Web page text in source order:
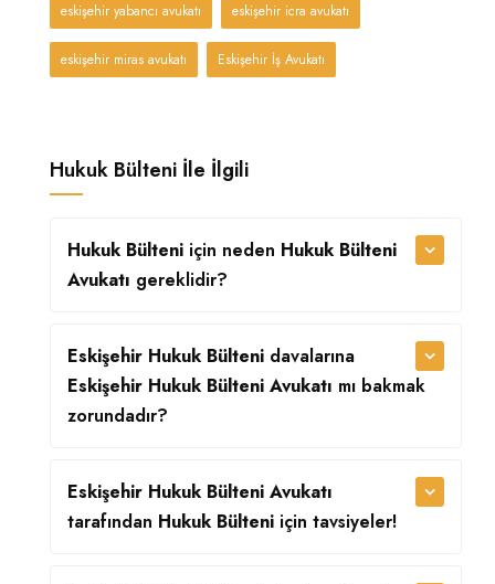
eskişehir yabancı avukatı eskişehir icra avukatı
eskişehir miras avukatı Eskişehir İş Avukatı
Hukuk Bülteni İle İlgili
Hukuk Bülteni için neden Hukuk Bülteni
Avukatı gereklidir?
Eskişehir Hukuk Bülteni davalarına
Eskişehir Hukuk Bülteni Avukatı mı bakmak
zorundadır?
Eskişehir Hukuk Bülteni Avukatı
tarafından Hukuk Bülteni için tavsiyeler!